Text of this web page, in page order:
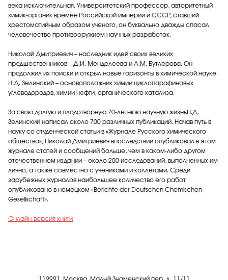
века исключительная. Университетский профессор, авторитетный
химик-органик времен Российской империи и СССР, ставший
хрестоматийным образом ученого, он буквально дважды спасал
человечество противооружием научных разработок.
Николай Дмитриевич – наследник идей своих великих
предшественников – Д.И. Менделеева и А.М. Бутлерова. Он
продолжил их поиски и открыл новые горизонты в химической науке.
Н.Д. Зелинский – основоположник химии циклопарафиновых
углеводородов, химии нефти, органического катализа.
За свою долгую и плодотворную 70-летнюю научную жизньН.Д.
Зелинский написал около 700 различных публикаций. Начав путь в
науку со студенческой статьи в «Журнале Русского химического
общества», Николай Дмитриевич впоследствии опубликовал в этом
журнале статей и сообщений больше, чем в каком-либо другом
отечественном издании – около 200 исследований, выполненных им
лично, а также совместно с учениками и коллегами. Среди
зарубежных журналов наибольшее количество его работ
опубликовано в немецком «Berichte der Deutschen Chemischen
Gesellschaft».
Онлайн-версия книги